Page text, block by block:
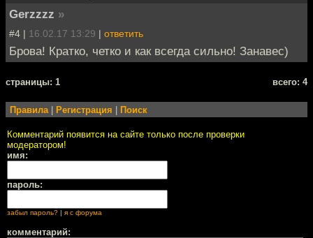
Gerzzzz »
#4 | 16.02.17 13:29 | ответить
Брова! Кратко, четко и как всегда сильно! Занавес)
cтраницы: 1 всего: 4
Правила | Регистрация | Поиск
Комментарий появится на сайте только после проверки
модератором!
имя:
пароль:
забыл пароль? | я с форума
комментарий: